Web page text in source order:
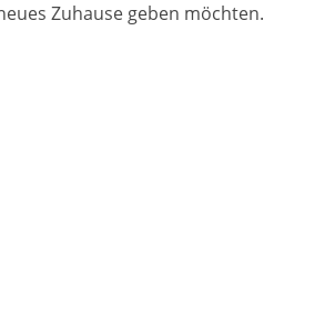
Zuhause geben möchten.